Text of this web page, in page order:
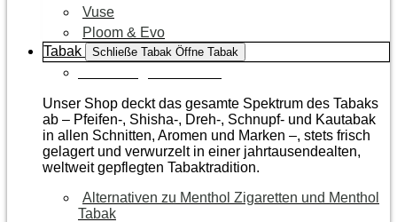
Vuse
Ploom & Evo
Tabak
Schließe Tabak Öffne Tabak
Unser Shop deckt das gesamte Spektrum des Tabaks
ab – Pfeifen-, Shisha-, Dreh-, Schnupf- und Kautabak
in allen Schnitten, Aromen und Marken –, stets frisch
gelagert und verwurzelt in einer jahrtausendealten,
weltweit gepflegten Tabaktradition.
Alternativen zu Menthol Zigaretten und Menthol
Tabak